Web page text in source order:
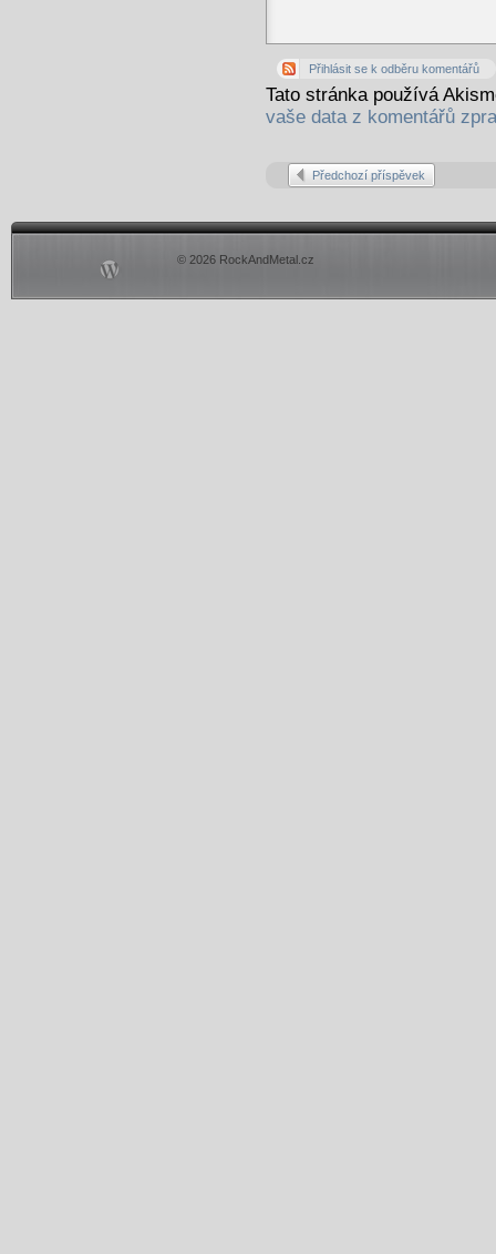
Přihlásit se k odběru komentářů
Tato stránka používá
vaše data z komentářů
Předchozí příspěvek
© 2026 RockAndMetal.cz